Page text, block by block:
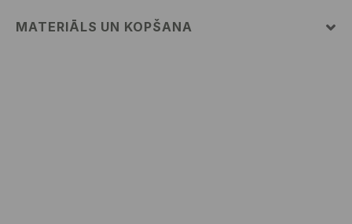
MATERIĀLS UN KOPŠANA